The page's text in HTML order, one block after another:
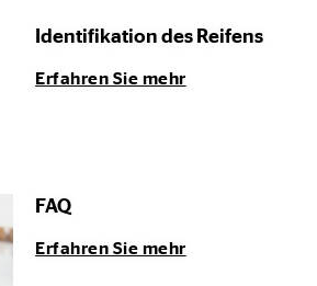
Identifikation des Reifens
Erfahren Sie mehr
FAQ
Erfahren Sie mehr